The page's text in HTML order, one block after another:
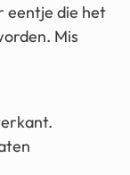
eentje die het
Mis